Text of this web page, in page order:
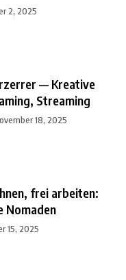
2, 2025
— Kreative
Streaming
18, 2025
frei arbeiten:
Nomaden
15, 2025